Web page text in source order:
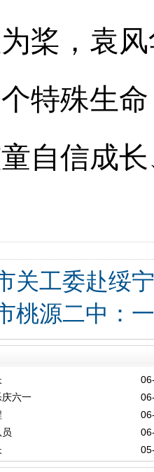
桨，袁
特殊生
自信成
关工委赴绥
桃源二中：
六一